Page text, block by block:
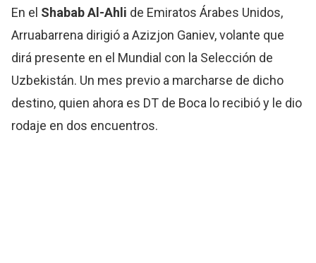
En el Shabab Al-Ahli de Emiratos Árabes Unidos,
Arruabarrena dirigió a Azizjon Ganiev, volante que
dirá presente en el Mundial con la Selección de
Uzbekistán. Un mes previo a marcharse de dicho
destino, quien ahora es DT de Boca lo recibió y le dio
rodaje en dos encuentros.